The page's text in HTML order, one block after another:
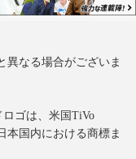
異なる場合がございま
ゴは、米国TiVo
本国内における商標ま